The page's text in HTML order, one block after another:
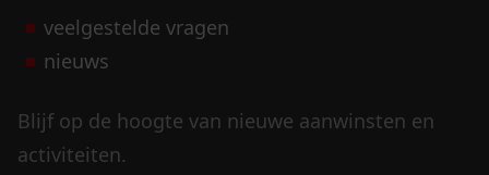
veelgestelde vragen
nieuws
Blijf op de hoogte van nieuwe aanwinsten en
activiteiten.